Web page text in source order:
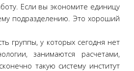
Если вы экономите единицу
подразделению. Это хороший
группы, у которых сегодня нет
занимаются расчетами,
такую систему институт